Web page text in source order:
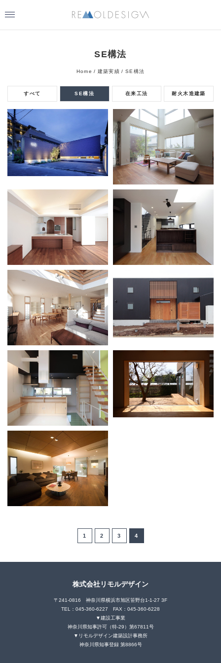
SE構法
Home 建築実績 SE構法
すべて SE構法 在来工法 耐火木造建築
1 2 3 4
株式会社リモルデザイン
〒241-0816 神奈川県横浜市旭区笹野台1-1-27 3F
TEL：045-360-6227 FAX：045-360-6228
▼建設工事業
神奈川県知事許可（特-29）第67811号
▼リモルデザイン建築設計事務所
神奈川県知事登録 第8866号